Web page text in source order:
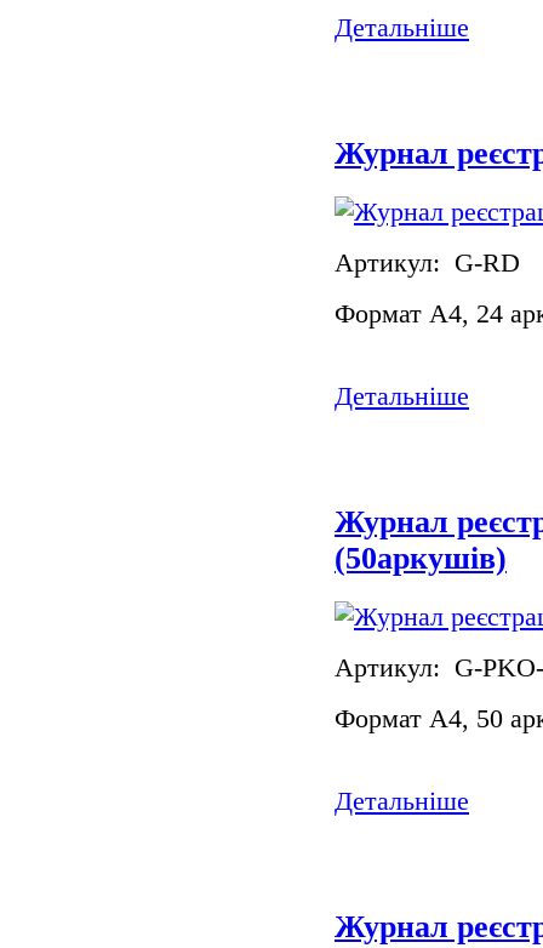
Детальніше
Журнал
Артикул: G-RD
Формат А4, 24
Детальніше
Журнал
(50аркушів)
Артикул: G-
Формат А4, 50
Детальніше
Журнал